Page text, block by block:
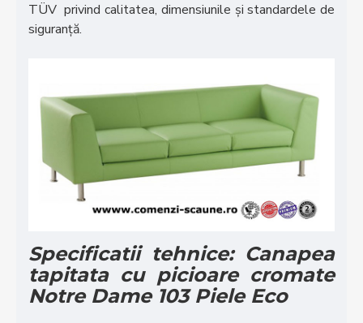
TÜV privind calitatea, dimensiunile și standardele de
siguranță.
Specificatii tehnice: Canapea
tapitata cu picioare cromate
Notre Dame 103 Piele Eco